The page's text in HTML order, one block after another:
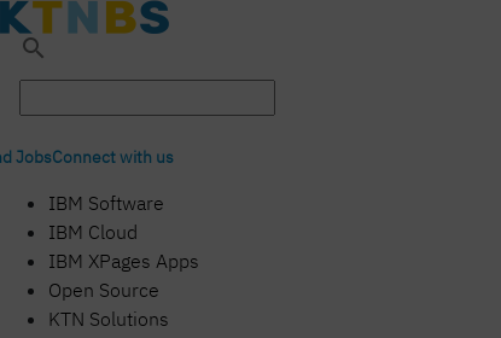
search
JobsConnect with us
IBM Software
IBM Cloud
IBM XPages Apps
Open Source
KTN Solutions